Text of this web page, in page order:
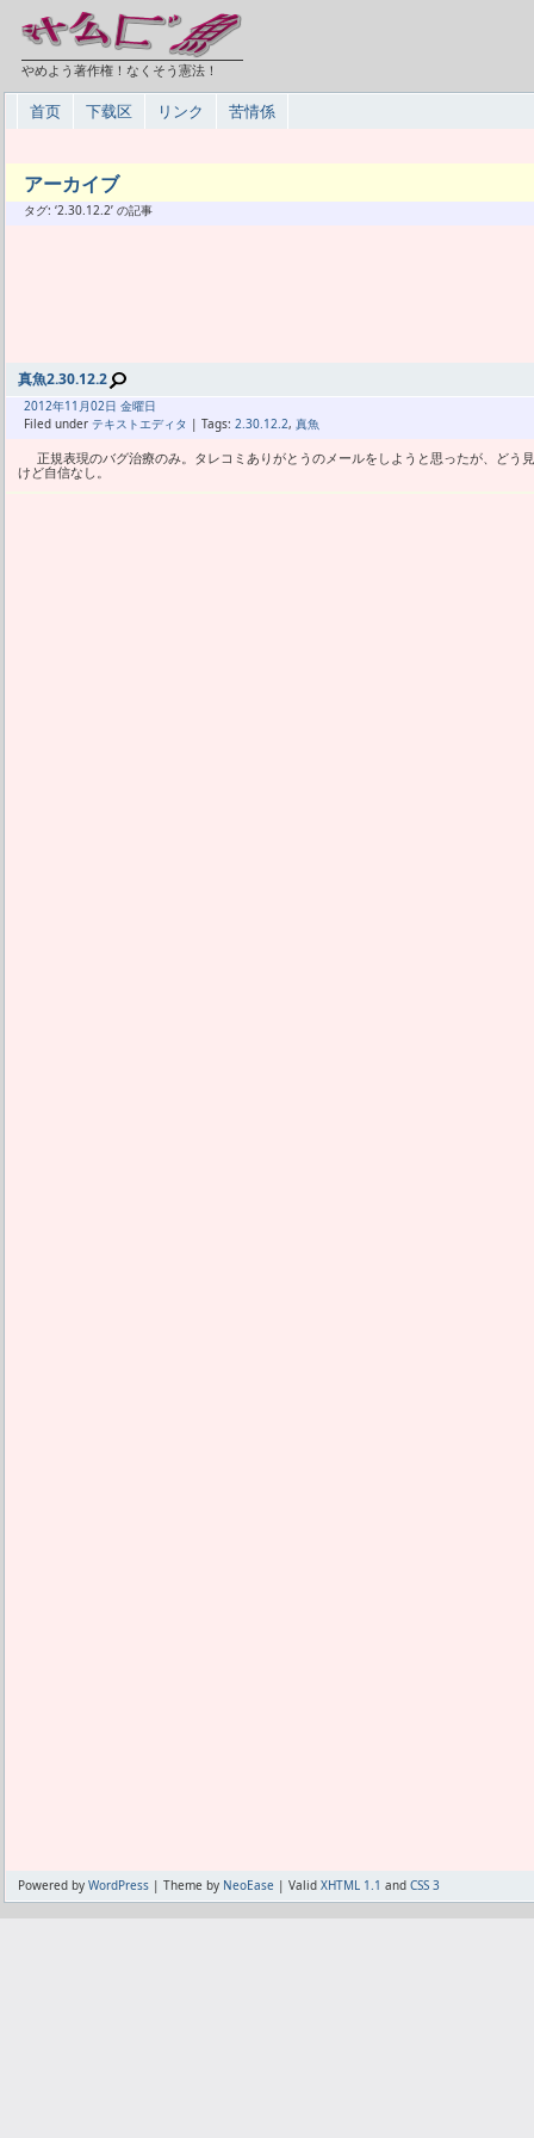
やめよう著作権！なくそう憲法！
首页 下载区 リンク 苦情係
アーカイブ
タグ: ‘2.30.12.2’ の記事
真魚2.30.12.2
2012年11月02日 金曜日
Filed under テキストエディタ | Tags: 2.30.12.2, 真魚
正規表現のバグ治療のみ。タレコミありがとうのメールをしようと思ったが、どう
けど自信なし。
Powered by WordPress | Theme by NeoEase | Valid XHTML 1.1 and CSS 3